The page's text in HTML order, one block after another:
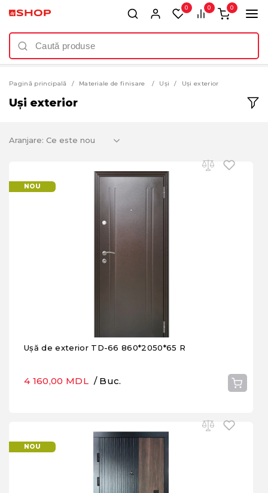
0 0 0
Pagină principală Materiale de finisare Uși Uși exterior
Uși exterior
Aranjare:
NOU
Ușă de exterior TD-66 860*2050*65 R
4 160,00 MDL / Buc.
NOU